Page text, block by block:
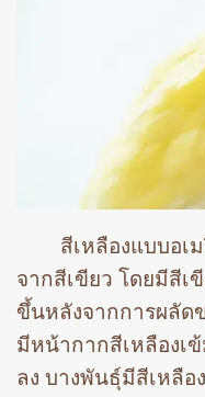
สีเหลืองแบบอเ
จากสีเขียว โดยมีสีเ
ขึ้นหลังจากการผลัด
มีหน้ากากสีเหลืองเ
ลง บางพันธุ์มีสีเหลือ